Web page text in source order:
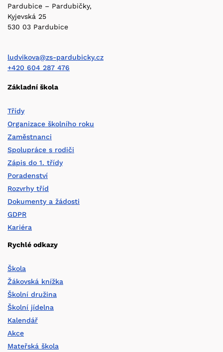
Pardubice – Pardubičky,
Kyjevská 25
530 03 Pardubice
ludvikova@zs-pardubicky.cz
+420 604 287 476
Základní škola
Třídy
Organizace školního roku
Zaměstnanci
Spolupráce s rodiči
Zápis do 1. třídy
Poradenství
Rozvrhy tříd
Dokumenty a žádosti
GDPR
Kariéra
Rychlé odkazy
Škola
Žákovská knížka
Školní družina
Školní jídelna
Kalendář
Akce
Mateřská škola